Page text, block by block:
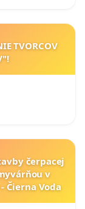
TVORCOV
čerpacej
v
Čierna Voda